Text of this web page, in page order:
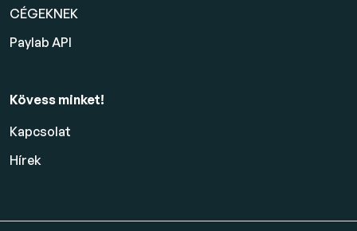
CÉGEKNEK
Paylab API
Kövess minket!
Kapcsolat
Hírek